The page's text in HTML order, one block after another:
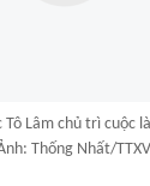
Lâm chủ trì cuộc
Thống Nhất/